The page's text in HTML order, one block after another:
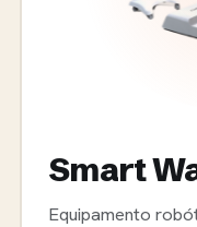
Smart
Equipamento